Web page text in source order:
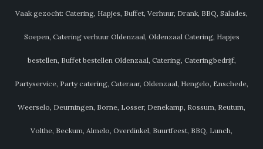
Vaak gezocht: Catering, Hapjes, Buffet, Verhuur, Drank, BBQ, Salades,
Soepen, Catering verhuur Oldenzaal, Oldenzaal Catering, Hapjes
bestellen, Buffet bestellen Oldenzaal, Catering, Cateringbedrijf,
Partyservice, Party catering, Cateraar, Oldenzaal, Hengelo, Enschede,
Weerselo, Deurningen, Borne, Losser, Denekamp, Rossum, Reutum,
Volthe, Beckum, Almelo, Overdinkel, Buurtfeest, BBQ, Lunch,